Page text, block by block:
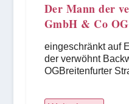
Der Mann der
GmbH & Co OG
eingeschränkt auf
der verwöhnt
OGBreitenfurter